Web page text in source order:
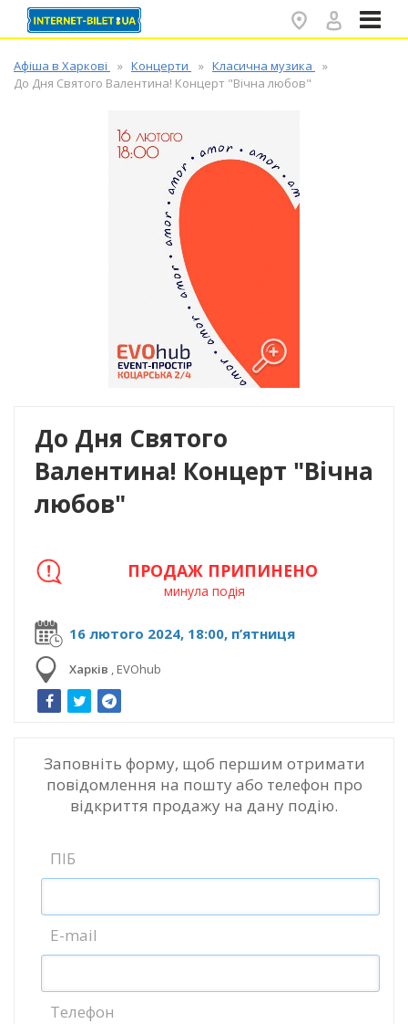
Афіша в Харкові Концерти
Класична музика
До Дня Святого Валентина! Концерт "Вічна любов"
До Дня Святого
Валентина! Концерт "Вічна
любов"
16 лютого 2024, 18:00, п’ятниця
Харків , EVOhub
ПРОДАЖ ПРИПИНЕНО
минула подія
Заповніть форму, щоб першим отримати
повідомлення на пошту або телефон про
відкриття продажу на дану подію.
ПІБ
E-mail
Телефон